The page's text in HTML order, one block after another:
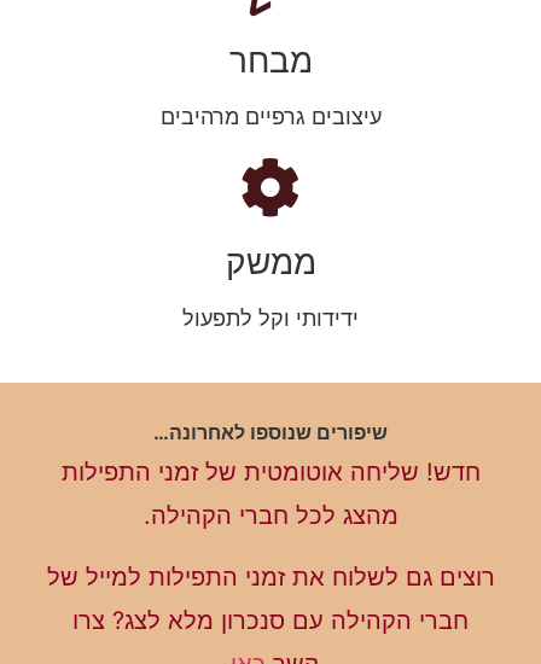
מבחר
עיצובים גרפיים מרהיבים
ממשק
ידידותי וקל לתפעול
שיפורים שנוספו לאחרונה…
חדש! שליחה אוטומטית של זמני התפילות
מהצג לכל חברי הקהילה.
רוצים גם לשלוח את זמני התפילות למייל של
חברי הקהילה עם סנכרון מלא לצג? צרו